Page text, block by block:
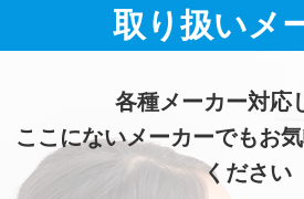
取り扱いメ
各種メーカー対応
ここにないメーカーでもお
ください